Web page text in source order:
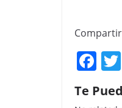
F
a
c
Te